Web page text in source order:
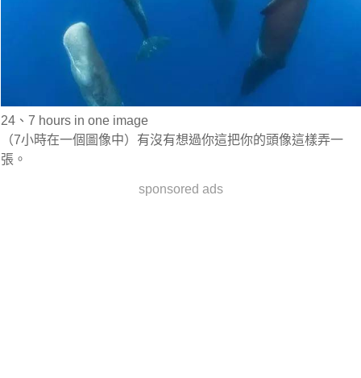
24、7 hours in one image
（7小時在一個圖像中）有沒有想過你這把你的頭像這樣弄一
張。
sponsored ads